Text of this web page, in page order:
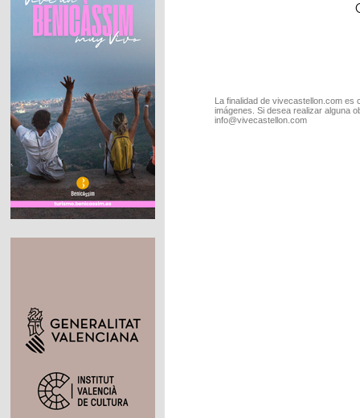
La finalidad de vivecastellon.com
imágenes. Si desea realizar alguna
info@vivecastellon.com